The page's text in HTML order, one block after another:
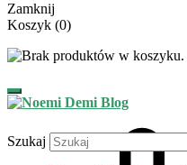
Zamknij
Koszyk (0)
Szukaj